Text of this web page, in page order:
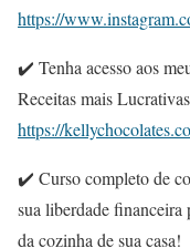
https://
✔️ Tenha acesso aos
Receitas mais
https://
✔️ Curso completo de
sua liberdade
da cozinha de sua casa!